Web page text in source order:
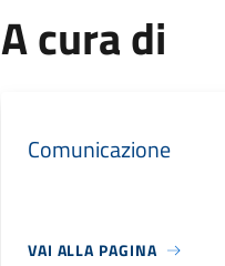
A cura di
Comunicazione
VAI ALLA PAGINA